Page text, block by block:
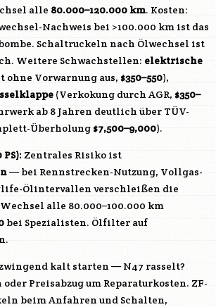
alle 80.000–120.000 km. Kosten:
Nachweis bei >100.000 km ist das
Schaltruckeln nach Ölwechsel ist
Weitere Schwachstellen: elektrische
ohne Vorwarnung aus, $350–550),
(Verkokung durch AGR, $350–
ab 8 Jahren deutlich über TÜV-
Überholung $7,500–9,000).
PS):Zentrales Risiko ist
— bei Rennstrecken-Nutzung, Vollgas-
Ölintervallen verschleißen die
alle 80.000–100.000 km
bei Spezialisten. Ölfilter auf
kalt starten —N47 rasselt?
Preisabzug um Reparaturkosten. ZF-
beim Anfahren und Schalten,